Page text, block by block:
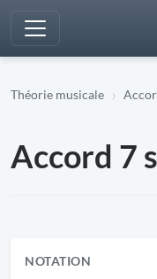
Théorie musicale
Accord 7
NOTATION